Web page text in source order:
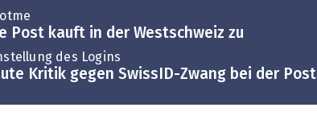
Post kauft in der Westschweiz zu
des Logins
Kritik gegen SwissID-Zwang bei der Post